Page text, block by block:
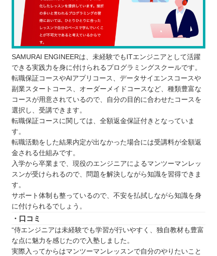
SAMURAI ENGINEERは、未経験でもITエンジニアとして活躍
できる実践力を身に付けられるプログラミングスクールです。
転職保証コースやAIアプリコース、データサイエンスコースや
副業スタートコース、オーダーメイドコースなど、種類豊富な
コースが用意されているので、自分の目的に合わせたコースを
選択し、受講できます。
転職保証コースに関しては、全額返金保証付きとなっていま
す。
転職活動をした結果内定が出なかった場合には受講料が全額返
金される仕組みです。
入学から卒業まで、現役のエンジニアによるマンツーマンレッ
スンが受けられるので、問題を解決しながら知識を習得できま
す。
サポート体制も整っているので、不安を払拭しながら知識を身
に付けられるでしょう。
・口コミ
“侍エンジニアは未経験でも学習が行いやすく、独自教材も豊富
な点に魅力を感じたので入塾しました。
実際入ってからはマンツーマンレッスンで自分のやりたいこと